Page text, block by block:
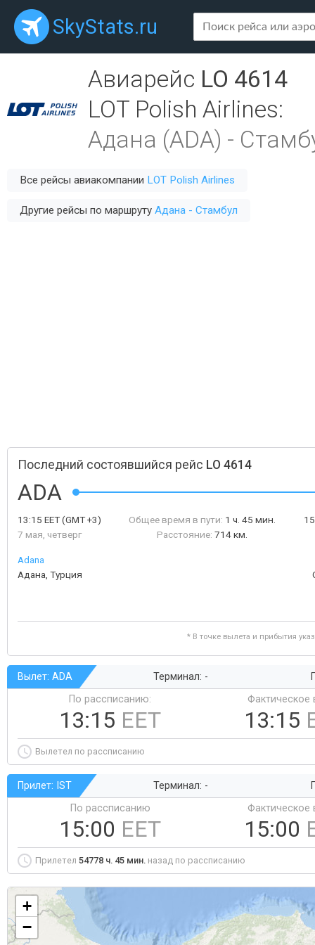
SkyStats.ru
Авиарейс LO 4614
LOT Polish Airlines:
Адана (ADA) -
Все рейсы авиакомпании LOT Polish Airlines
Другие рейсы по маршруту Адана - Стамбул
Последний состоявшийся рейс LO 4614
ADA
13:15 EET(GMT +3)
7 мая, четверг
Общее время в пути: 1 ч. 45 мин.
Расстояние: 714 км.
Adana
Адана, Турция
* В точке вылета и прибытия
Вылет: ADA Терминал: -
По рассписанию:
13:15 EET
Фактическое
13:15
Вылетел по рассписанию
Прилет: IST Терминал: -
По рассписанию
15:00 EET
Фактическое
15:00
Прилетел 54778 ч. 45 мин. назад по рассписанию
+
−